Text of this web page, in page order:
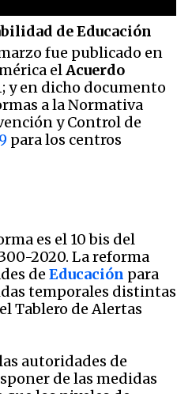
de Educación
fue publicado en
elAcuerdo
; y en dicho documento
a la Normativa
y Control de
para los centros
es el 10 bis del
2020. La reforma
de Educación para
temporales distintas
Tablero de Alertas
autoridades de
de las medidas